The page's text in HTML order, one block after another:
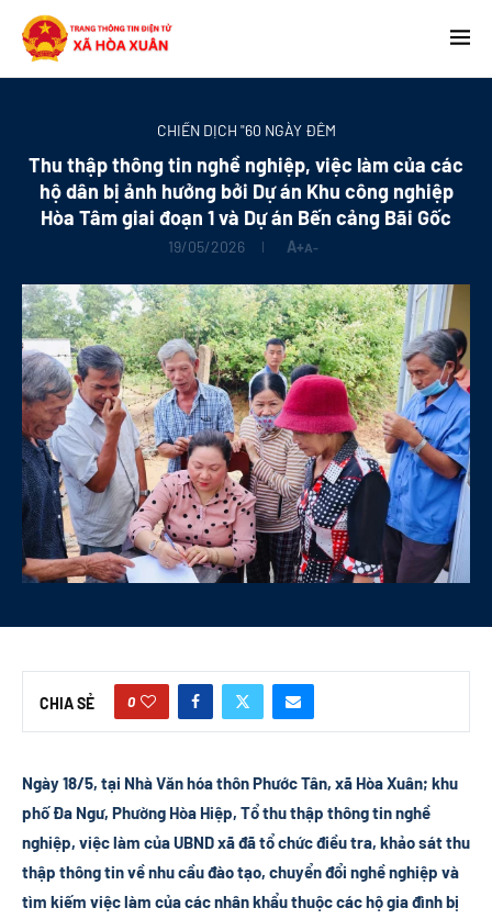
CHIẾN DỊCH "60 NGÀY ĐÊM
Thu thập thông tin nghề nghiệp, việc làm của các
hộ dân bị ảnh hưởng bởi Dự án Khu công nghiệp
Hòa Tâm giai đoạn 1 và Dự án Bến cảng Bãi Gốc
19/05/2026 A+A-
CHIA SẺ 0
Ngày 18/5, tại Nhà Văn hóa thôn Phước Tân, xã Hòa Xuân; khu
phố Đa Ngư, Phường Hòa Hiệp, Tổ thu thập thông tin nghề
nghiệp, việc làm của UBND xã đã tổ chức điều tra, khảo sát thu
thập thông tin về nhu cầu đào tạo, chuyển đổi nghề nghiệp và
tìm kiếm việc làm của các nhân khẩu thuộc các hộ gia đình bị